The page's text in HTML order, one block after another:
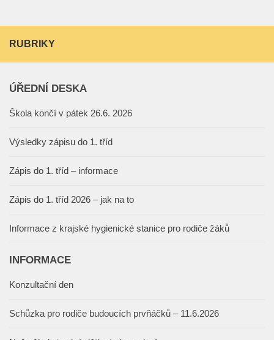
RUBRIKY
ÚŘEDNÍ DESKA
Škola končí v pátek 26.6. 2026
Výsledky zápisu do 1. tříd
Zápis do 1. tříd – informace
Zápis do 1. tříd 2026 – jak na to
Informace z krajské hygienické stanice pro rodiče žáků
INFORMACE
Konzultační den
Schůzka pro rodiče budoucích prvňáčků – 11.6.2026